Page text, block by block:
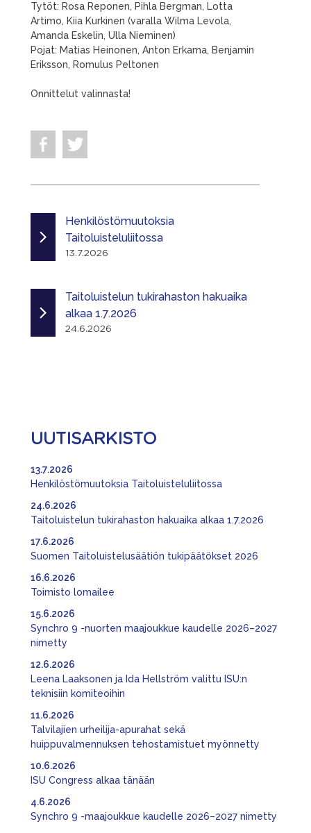
Tytöt: Rosa Reponen, Pihla Bergman, Lotta
Artimo, Kiia Kurkinen (varalla Wilma Levola,
Amanda Eskelin, Ulla Nieminen)
Pojat: Matias Heinonen, Anton Erkama, Benjamin
Eriksson, Romulus Peltonen
Onnittelut valinnasta!
Henkilöstömuutoksia
Taitoluisteluliitossa
13.7.2026
Taitoluistelun tukirahaston hakuaika
alkaa 1.7.2026
24.6.2026
UUTISARKISTO
Henkilöstömuutoksia Taitoluisteluliitossa
13.7.2026
Taitoluistelun tukirahaston hakuaika alkaa 1.7.2026
24.6.2026
Suomen Taitoluistelusäätiön tukipäätökset 2026
17.6.2026
Toimisto lomailee
16.6.2026
Synchro 9 -nuorten maajoukkue kaudelle 2026–2027
nimetty
15.6.2026
Leena Laaksonen ja Ida Hellström valittu ISU:n
teknisiin komiteoihin
12.6.2026
Talvilajien urheilija-apurahat sekä
huippuvalmennuksen tehostamistuet myönnetty
11.6.2026
ISU Congress alkaa tänään
10.6.2026
Synchro 9 -maajoukkue kaudelle 2026–2027 nimetty
4.6.2026